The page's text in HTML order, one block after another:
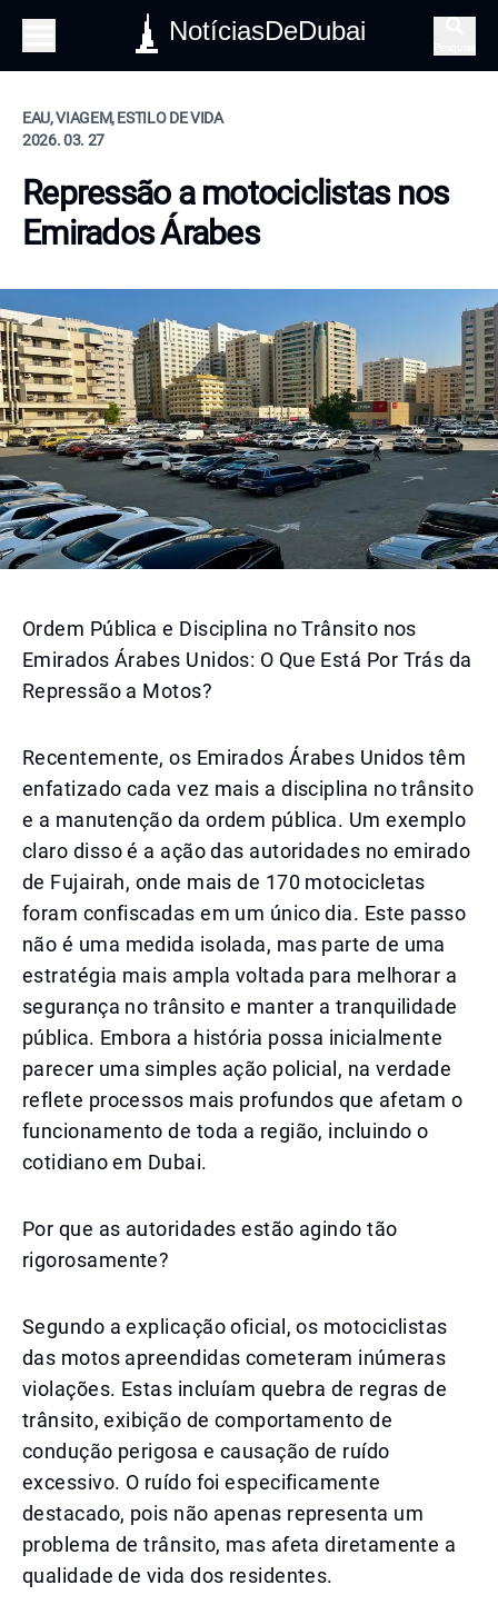
NotíciasDeDubai
EAU, VIAGEM, ESTILO DE VIDA
2026. 03. 27
Repressão a motociclistas nos
Emirados Árabes
Ordem Pública e Disciplina no Trânsito nos
Emirados Árabes Unidos: O Que Está Por Trás da
Repressão a Motos?
Recentemente, os Emirados Árabes Unidos têm
enfatizado cada vez mais a disciplina no trânsito
e a manutenção da ordem pública. Um exemplo
claro disso é a ação das autoridades no emirado
de Fujairah, onde mais de 170 motocicletas
foram confiscadas em um único dia. Este passo
não é uma medida isolada, mas parte de uma
estratégia mais ampla voltada para melhorar a
segurança no trânsito e manter a tranquilidade
pública. Embora a história possa inicialmente
parecer uma simples ação policial, na verdade
reflete processos mais profundos que afetam o
funcionamento de toda a região, incluindo o
cotidiano em Dubai.
Por que as autoridades estão agindo tão
rigorosamente?
Segundo a explicação oficial, os motociclistas
das motos apreendidas cometeram inúmeras
violações. Estas incluíam quebra de regras de
trânsito, exibição de comportamento de
condução perigosa e causação de ruído
excessivo. O ruído foi especificamente
destacado, pois não apenas representa um
problema de trânsito, mas afeta diretamente a
qualidade de vida dos residentes.